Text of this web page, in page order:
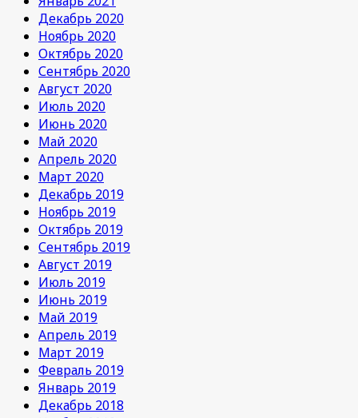
Декабрь 2020
Ноябрь 2020
Октябрь 2020
Сентябрь 2020
Август 2020
Июль 2020
Июнь 2020
Май 2020
Апрель 2020
Март 2020
Декабрь 2019
Ноябрь 2019
Октябрь 2019
Сентябрь 2019
Август 2019
Июль 2019
Июнь 2019
Май 2019
Апрель 2019
Март 2019
Февраль 2019
Январь 2019
Декабрь 2018